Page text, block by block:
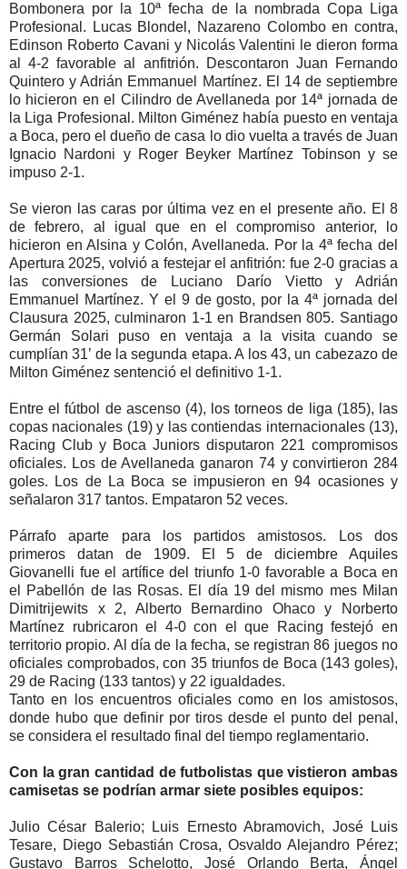
Bombonera por la 10ª fecha de la nombrada Copa Liga
Profesional. Lucas Blondel, Nazareno Colombo en contra,
Edinson Roberto Cavani y Nicolás Valentini le dieron forma
al 4-2 favorable al anfitrión. Descontaron Juan Fernando
Quintero y Adrián Emmanuel Martínez. El 14 de septiembre
lo hicieron en el Cilindro de Avellaneda por 14ª jornada de
la Liga Profesional. Milton Giménez había puesto en ventaja
a Boca, pero el dueño de casa lo dio vuelta a través de Juan
Ignacio Nardoni y Roger Beyker Martínez Tobinson y se
impuso 2-1.
Se vieron las caras por última vez en el presente año. El 8
de febrero, al igual que en el compromiso anterior, lo
hicieron en Alsina y Colón, Avellaneda. Por la 4ª fecha del
Apertura 2025, volvió a festejar el anfitrión: fue 2-0 gracias a
las conversiones de Luciano Darío Vietto y Adrián
Emmanuel Martínez. Y el 9 de gosto, por la 4ª jornada del
Clausura 2025, culminaron 1-1 en Brandsen 805. Santiago
Germán Solari puso en ventaja a la visita cuando se
cumplían 31’ de la segunda etapa. A los 43, un cabezazo de
Milton Giménez sentenció el definitivo 1-1.
Entre el fútbol de ascenso (4), los torneos de liga (185), las
copas nacionales (19) y las contiendas internacionales (13),
Racing Club y Boca Juniors disputaron 221 compromisos
oficiales. Los de Avellaneda ganaron 74 y convirtieron 284
goles. Los de La Boca se impusieron en 94 ocasiones y
señalaron 317 tantos. Empataron 52 veces.
Párrafo aparte para los partidos amistosos. Los dos
primeros datan de 1909. El 5 de diciembre Aquiles
Giovanelli fue el artífice del triunfo 1-0 favorable a Boca en
el Pabellón de las Rosas. El día 19 del mismo mes Milan
Dimitrijewits x 2, Alberto Bernardino Ohaco y Norberto
Martínez rubricaron el 4-0 con el que Racing festejó en
territorio propio. Al día de la fecha, se registran 86 juegos no
oficiales comprobados, con 35 triunfos de Boca (143 goles),
29 de Racing (133 tantos) y 22 igualdades.
Tanto en los encuentros oficiales como en los amistosos,
donde hubo que definir por tiros desde el punto del penal,
se considera el resultado final del tiempo reglamentario.
Con la gran cantidad de futbolistas que vistieron ambas
camisetas se podrían armar siete posibles equipos:
Julio César Balerio; Luis Ernesto Abramovich, José Luis
Tesare, Diego Sebastián Crosa, Osvaldo Alejandro Pérez;
Gustavo Barros Schelotto, José Orlando Berta, Ángel